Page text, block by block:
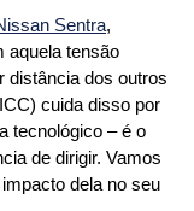
Sentra,
aquela tensão
distância dos outros
cuida disso por
tecnológico – é o
de dirigir. Vamos
dela no seu